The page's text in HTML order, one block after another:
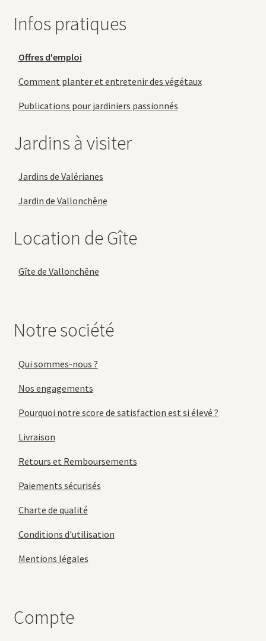
Infos pratiques
Offres d'emploi
Comment planter et entretenir des végétaux
Publications pour jardiniers passionnés
Jardins à visiter
Jardins de Valérianes
Jardin de Vallonchêne
Location de Gîte
Gîte de Vallonchêne
Notre société
Qui sommes-nous ?
Nos engagements
Pourquoi notre score de satisfaction est si élevé ?
Livraison
Retours et Remboursements
Paiements sécurisés
Charte de qualité
Conditions d'utilisation
Mentions légales
Compte